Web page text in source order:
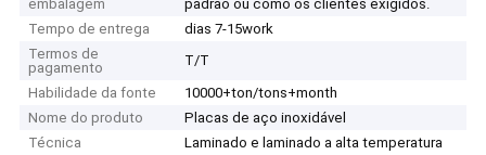
embalagem
padrão ou como os clientes exigidos.
Tempo de entrega
dias 7-15work
Termos de
pagamento
T/T
Habilidade da fonte
10000+ton/tons+month
Nome do produto
Placas de aço inoxidável
Técnica
Laminado e laminado a alta temperatura